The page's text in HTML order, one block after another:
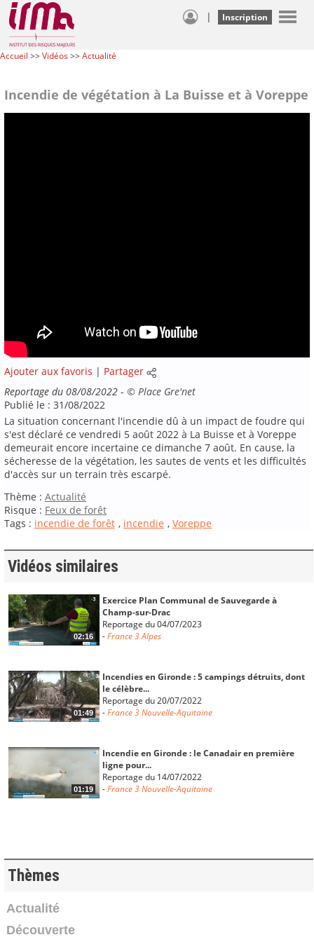
| Inscription
Accueil >>Vidéos>>Actualité
Incendie de végétation à La Buisse et à Voreppe
Ajouter aux favoris | Partager
Reportage du 08/08/2022 - © Place Gre'net
Publié le : 31/08/2022
La situation concernant l'incendie dû à un impact de foudre qui
s'est déclaré ce vendredi 5 août 2022 à La Buisse et à Voreppe
demeurait encore incertaine ce dimanche 7 août. En cause, la
sécheresse de la végétation, les sautes de vents et les difficultés
d'accès sur un terrain très escarpé.
Thème : Actualité
Risque : Feux de forêt
Tags : incendie de forêt , incendie , Voreppe
Vidéos similaires
02:16
Exercice Plan Communal de Sauvegarde à
Champ-sur-Drac
Reportage du 04/07/2023
-France 3 Alpes
01:49
Incendies en Gironde : 5 campings détruits, dont
le célèbre...
Reportage du 20/07/2022
-France 3 Nouvelle-Aquitaine
01:19
Incendie en Gironde : le Canadair en première
ligne pour...
Reportage du 14/07/2022
-France 3 Nouvelle-Aquitaine
Thèmes
Actualité
Découverte